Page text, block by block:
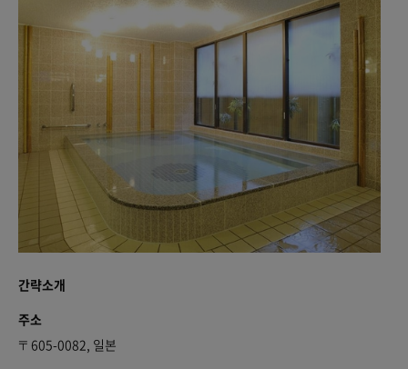
간략소개
주소
〒605-0082, 일본